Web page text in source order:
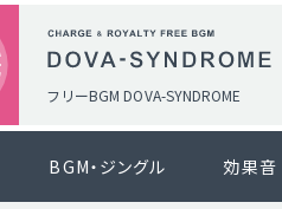
フリーBGM DOVA-SYNDROME
BGM・ジングル 効果音